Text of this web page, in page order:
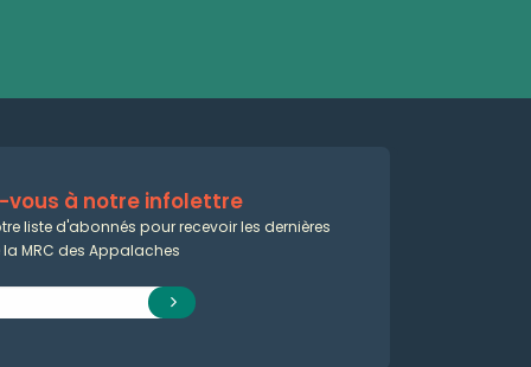
vous à notre infolettre
liste d'abonnés pour recevoir les dernières
MRC des Appalaches